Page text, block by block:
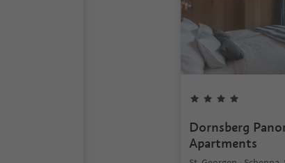
Dornsberg
Apartments